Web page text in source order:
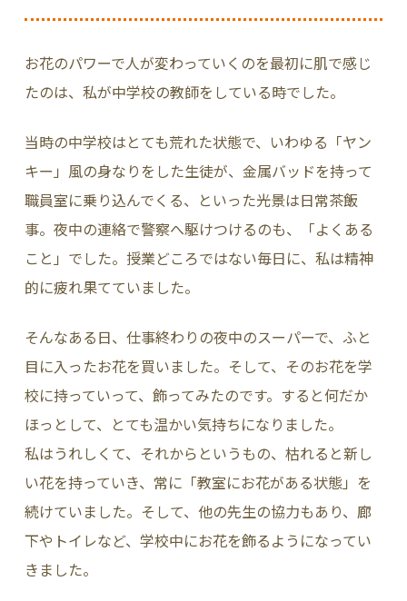
お花のパワーで人が変わっていくのを最初に肌で感じ
たのは、私が中学校の教師をしている時でした。
当時の中学校はとても荒れた状態で、いわゆる「ヤン
キー」風の身なりをした生徒が、金属バッドを持って
職員室に乗り込んでくる、といった光景は日常茶飯
事。夜中の連絡で警察へ駆けつけるのも、「よくある
こと」でした。授業どころではない毎日に、私は精神
的に疲れ果てていました。
そんなある日、仕事終わりの夜中のスーパーで、ふと
目に入ったお花を買いました。そして、そのお花を学
校に持っていって、飾ってみたのです。すると何だか
ほっとして、とても温かい気持ちになりました。
私はうれしくて、それからというもの、枯れると新し
い花を持っていき、常に「教室にお花がある状態」を
続けていました。そして、他の先生の協力もあり、廊
下やトイレなど、学校中にお花を飾るようになってい
きました。